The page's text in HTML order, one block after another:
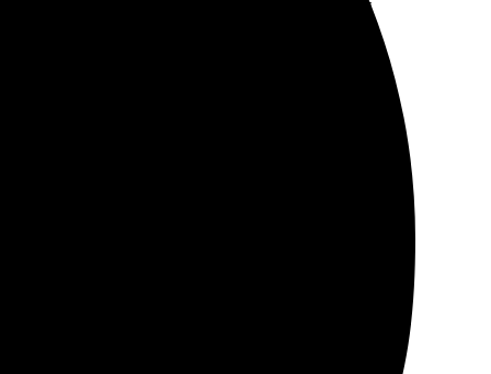
никаких проблем. Все сделали быстро и
Качество на высоте, цветопередача шикарная.